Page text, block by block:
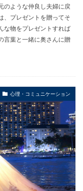
のような仲良し夫婦に戻
、プレゼントを贈ってそ
な物をプレゼントすれば
言葉と一緒に奥さんに贈
心理・コミュニケーション